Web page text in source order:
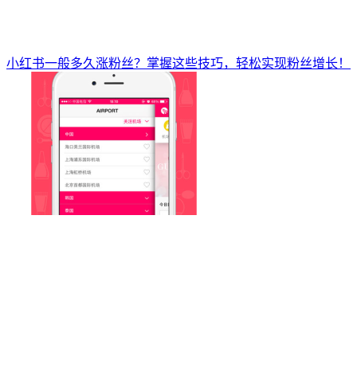
小红书一般多久涨粉丝？掌握这些技巧，轻松实现粉丝增长！